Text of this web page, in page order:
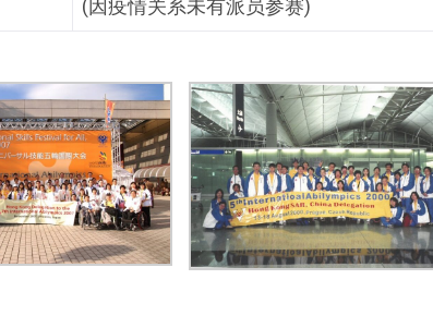
(因疫情关系未有派员参赛)